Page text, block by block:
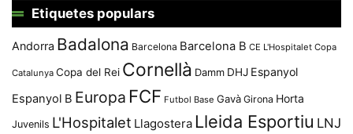
Etiquetes populars
Andorra Badalona Barcelona Barcelona B CE L'Hospitalet Copa
Catalunya Copa del Rei Cornellà Damm DHJ Espanyol
Espanyol B Europa FCF Futbol Base Gavà Girona Horta
Juvenils L'Hospitalet Llagostera Lleida Esportiu LNJ